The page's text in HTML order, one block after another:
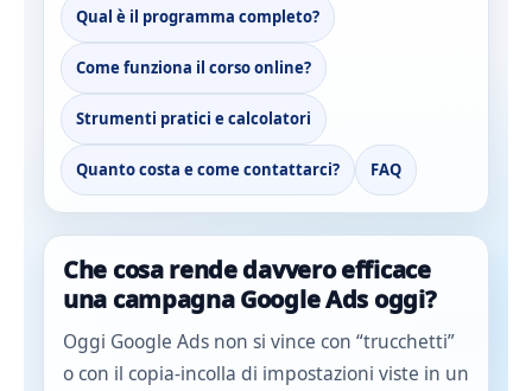
Qual è il programma completo?
Come funziona il corso online?
Strumenti pratici e calcolatori
Quanto costa e come contattarci? FAQ
Che cosa rende davvero efficace
una campagna Google Ads oggi?
Oggi Google Ads non si vince con “trucchetti”
o con il copia-incolla di impostazioni viste in un